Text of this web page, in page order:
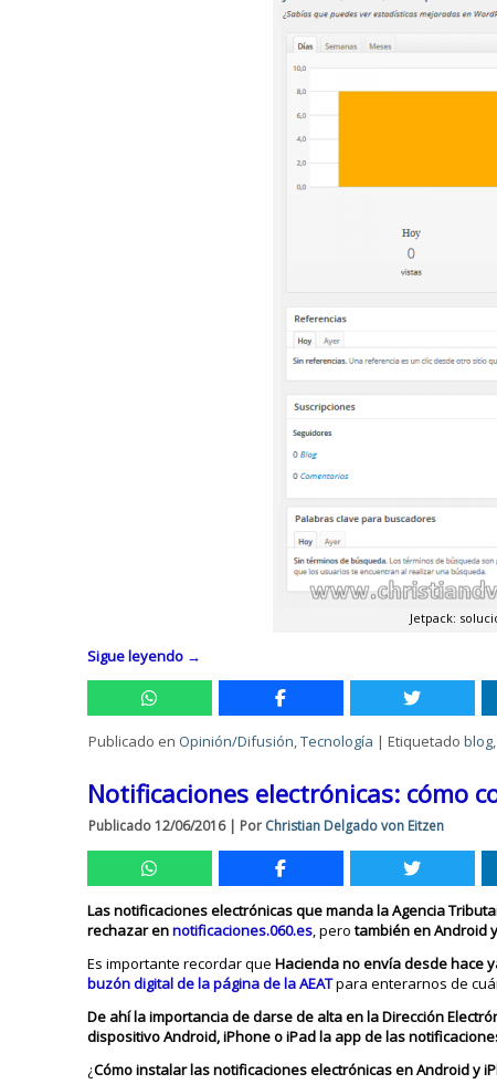
Jetpack:
Sigue leyendo →
Publicado en Opinión/Difusión,Tecnología |Etiquetado blog
Notificaciones electrónicas: cómo
Publicado12/06/2016| Por Christian Delgado von Eitzen
Las notificaciones electrónicas que manda la Agencia
rechazar ennotificaciones.060.es, perotambién en Android
Es importante recordar queHacienda no envía desde hace
buzón digital de la página de la AEATpara enterarnos de
De ahí la importancia de darse de alta en la Dirección
dispositivo Android, iPhone o iPad la app de las
¿Cómo instalar las notificaciones electrónicas en Android y